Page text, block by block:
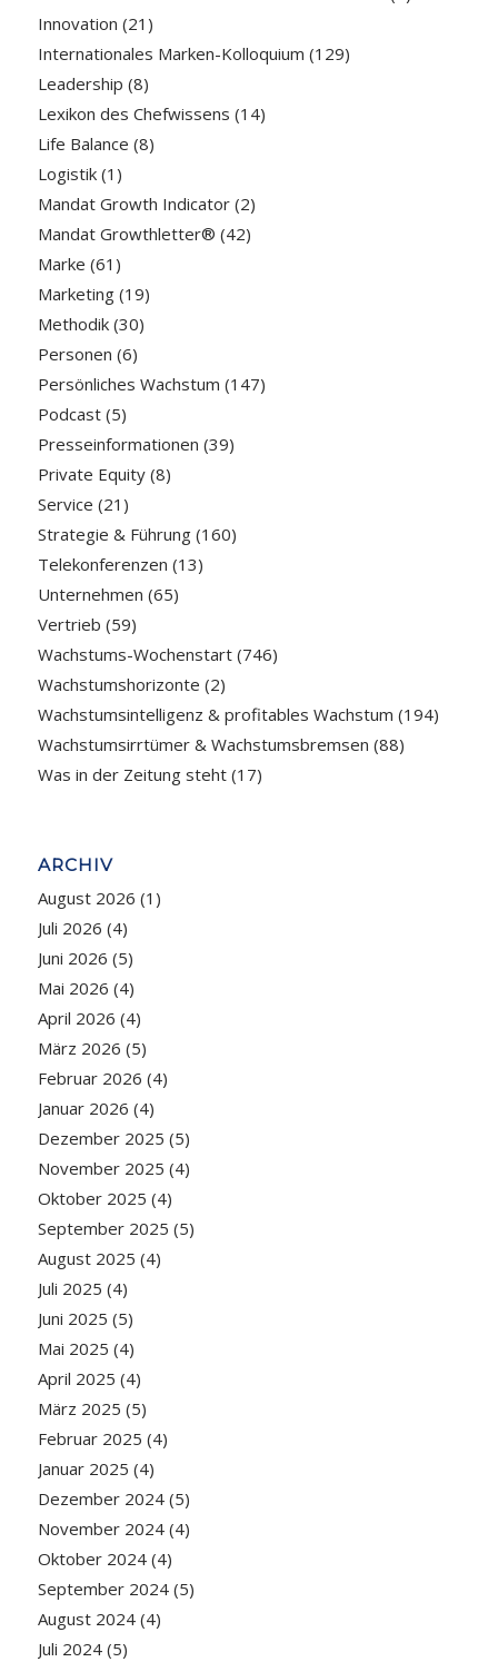
Innovation (21)
Internationales Marken-Kolloquium (129)
Leadership (8)
Lexikon des Chefwissens (14)
Life Balance (8)
Logistik(1)
Mandat Growth Indicator(2)
Mandat Growthletter® (42)
Marke (61)
Marketing(19)
Methodik(30)
Personen (6)
Persönliches Wachstum (147)
Podcast(5)
Presseinformationen (39)
Private Equity(8)
Service (21)
Strategie & Führung(160)
Telekonferenzen (13)
Unternehmen (65)
Vertrieb (59)
Wachstums-Wochenstart(746)
Wachstumshorizonte (2)
Wachstumsintelligenz & profitables Wachstum (194)
Wachstumsirrtümer & Wachstumsbremsen (88)
Was in der Zeitung steht(17)
ARCHIV
August 2026 (1)
Juli 2026 (4)
Juni 2026 (5)
Mai 2026 (4)
April 2026 (4)
März 2026 (5)
Februar 2026 (4)
Januar 2026 (4)
Dezember 2025 (5)
November 2025 (4)
Oktober 2025 (4)
September 2025 (5)
August 2025 (4)
Juli 2025 (4)
Juni 2025 (5)
Mai 2025 (4)
April 2025 (4)
März 2025 (5)
Februar 2025 (4)
Januar 2025 (4)
Dezember 2024(5)
November 2024(4)
Oktober 2024(4)
September 2024(5)
August 2024(4)
Juli 2024(5)